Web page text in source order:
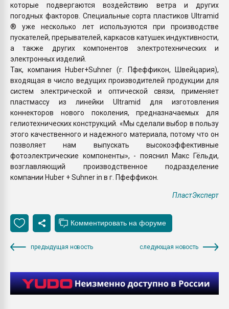
которые подвергаются воздействию ветра и других
погодных факторов. Специальные сорта пластиков Ultramid
® уже несколько лет используются при производстве
пускателей, прерывателей, каркасов катушек индуктивности,
а также других компонентов электротехнических и
электронных изделий.
Так, компания Huber+Suhner (г. Пфеффикон, Швейцария),
входящая в число ведущих производителей продукции для
систем электрической и оптической связи, применяет
пластмассу из линейки Ultramid для изготовления
коннекторов нового поколения, предназначаемых для
гелиотехнических конструкций. «Мы сделали выбор в пользу
этого качественного и надежного материала, потому что он
позволяет нам выпускать высокоэффективные
фотоэлектрические компоненты», - пояснил Макс Гёльди,
возглавляющий производственное подразделение
компании Huber + Suhner in в г. Пфеффикон.
ПластЭксперт
предыдущая новость следующая новость